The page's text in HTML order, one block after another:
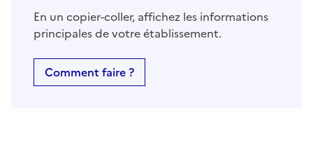
En un copier-coller, affichez les informations
principales de votre établissement.
Comment faire ?